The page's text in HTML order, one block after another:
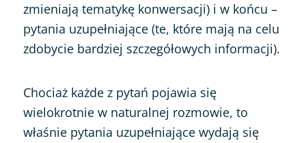
zmieniają tematykę konwersacji) i w końcu –
pytania uzupełniające (te, które mają na celu
zdobycie bardziej szczegółowych informacji).
Chociaż każde z pytań pojawia się
wielokrotnie w naturalnej rozmowie, to
właśnie pytania uzupełniające wydają się